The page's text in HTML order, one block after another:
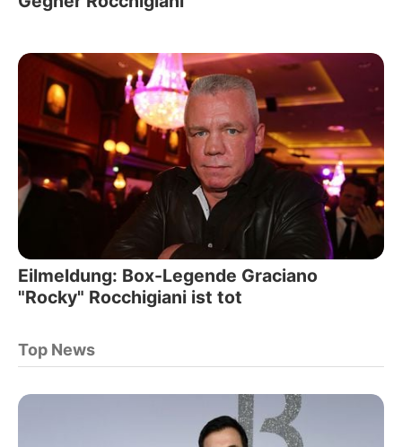
Eilmeldung: Box-Legende Graciano
"Rocky" Rocchigiani ist tot
Top News